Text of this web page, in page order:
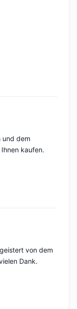
und dem
kaufen.
von dem
Dank.